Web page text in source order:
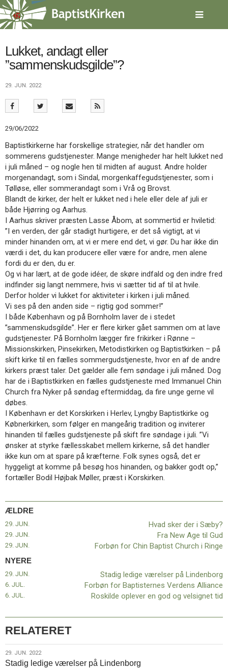
Spring
menu
over
gå
indholdVend
forsiden
Forside
3.0:
Kalender
4.0:
Inspiration
5.0:
Værktøjskassen
6.0:
Mission
7.0:
Om
BaptistKirken
8.0:
Kontakt
9.0:
Forside
10.0:
Nyheder
11.0:
Kalender
12.0:
Inspiration
13.0:
Værktøjskassen
14.0:
Mission
15.0:
Om
BaptistKirken
16.0:
Kontakt
Næste
indlæg:
Stadig
ledige
værelser
på
LindenborgForrige
indlæg:
Hvad
sker
der
Sæby?
Lukket, andagt eller
”sammenskudsgilde”?
29. JUN. 2022
29/06/2022
Baptistkirkerne har forskellige strategier, når det handler om
sommerens gudstjenester. Mange menigheder har helt lukket ned
i juli måned – og nogle hen til midten af august. Andre holder
morgenandagt, som i Sindal, morgenkaffegudstjenester, som i
Tølløse, eller sommerandagt som i Vrå og Brovst.
Blandt de kirker, der helt er lukket ned i hele eller dele af juli er
både Hjørring og Aarhus.
I Aarhus skriver præsten Lasse Åbom, at sommertid er hviletid:
”I en verden, der går stadigt hurtigere, er det så vigtigt, at vi
minder hinanden om, at vi er mere end det, vi gør. Du har ikke din
værdi i det, du kan producere eller være for andre, men alene
fordi du er den, du er.
Og vi har lært, at de gode idéer, de skøre indfald og den indre fred
indfinder sig langt nemmere, hvis vi sætter tid af til at hvile.
Derfor holder vi lukket for aktiviteter i kirken i juli måned.
Vi ses på den anden side – rigtig god sommer!”
I både København og på Bornholm laver de i stedet
”sammenskudsgilde”. Her er flere kirker gået sammen om at lave
gudstjenester. På Bornholm lægger fire frikirker i Rønne –
Missionskirken, Pinsekirken, Metodistkirken og Baptistkirken – på
skift kirke til en fælles sommergudstjeneste, hvor en af de andre
kirkers præst taler. Det gælder alle fem søndage i juli måned. Dog
har de i Baptistkirken en fælles gudstjeneste med Immanuel Chin
Church fra Nyker på søndag eftermiddag, da fire unge gerne vil
døbes.
I København er det Korskirken i Herlev, Lyngby Baptistkirke og
Købnerkirken, som følger en mangeårig tradition og inviterer
hinanden til fælles gudstjeneste på skift fire søndage i juli. ”Vi
ønsker at styrke fællesskabet mellem kirkerne, så det handler
ikke kun om at spare på kræfterne. Folk synes også, det er
hyggeligt at komme på besøg hos hinanden, og bakker godt op,”
fortæller Bodil Højbak Møller, præst i Korskirken.
ÆLDRE
29. JUN. Hvad sker der i Sæby?
29. JUN. Fra New Age til Gud
29. JUN. Forbøn for Chin Baptist Church i Ringe
NYERE
Stadig ledige værelser på Lindenborg
29. JUN.
Forbøn for Baptisternes Verdens Alliance
6. JUL.
Roskilde oplever en god og velsignet tid
6. JUL.
RELATERET
29.
jun.
29. JUN. 2022
Stadig ledige værelser på Lindenborg